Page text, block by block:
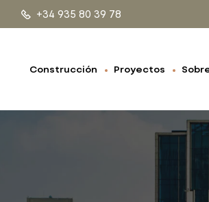
+34 935 80 39 78
Construcción Proyectos